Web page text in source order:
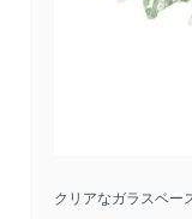
クリアなガラスベー